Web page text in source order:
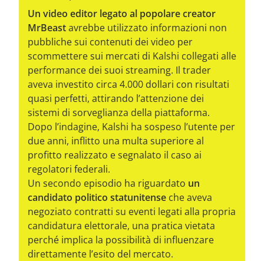
Un video editor legato al popolare creator
MrBeastavrebbe utilizzato informazioni non
pubbliche sui contenuti dei video per
scommettere sui mercati di Kalshi collegati alle
performance dei suoi streaming. Il trader
aveva investito circa 4.000 dollari con risultati
quasi perfetti, attirando l’attenzione dei
sistemi di sorveglianza della piattaforma.
Dopo l’indagine, Kalshi ha sospeso l’utente per
due anni, inflitto una multa superiore al
profitto realizzato e segnalato il caso ai
regolatori federali.
Un secondo episodio ha riguardato un
candidato politico statunitense che aveva
negoziato contratti su eventi legati alla propria
candidatura elettorale, una pratica vietata
perché implica la possibilità di influenzare
direttamente l’esito del mercato.